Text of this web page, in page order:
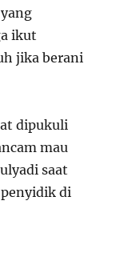
ikut
jika berani
dipukuli
mau
saat
di